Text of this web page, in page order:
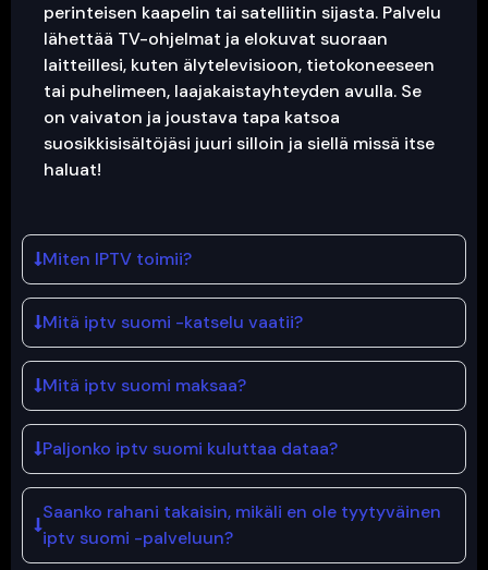
perinteisen kaapelin tai satelliitin sijasta. Palvelu
lähettää TV-ohjelmat ja elokuvat suoraan
laitteillesi, kuten älytelevisioon, tietokoneeseen
tai puhelimeen, laajakaistayhteyden avulla. Se
on vaivaton ja joustava tapa katsoa
suosikkisisältöjäsi juuri silloin ja siellä missä itse
haluat!
Miten IPTV toimii?
Mitä iptv suomi -katselu vaatii?
Mitä iptv suomi maksaa?
Paljonko iptv suomi kuluttaa dataa?
Saanko rahani takaisin, mikäli en ole tyytyväinen
iptv suomi -palveluun?